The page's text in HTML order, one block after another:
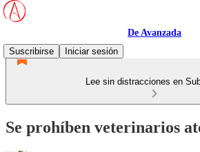
De Avanzada
Suscribirse
Iniciar sesión
Lee sin distracciones en
Se prohíben veterinarios